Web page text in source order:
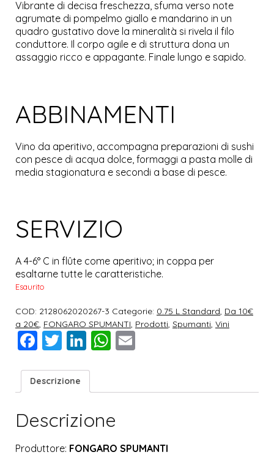
Vibrante di decisa freschezza, sfuma verso note
agrumate di pompelmo giallo e mandarino in un
quadro gustativo dove la mineralità si rivela il filo
conduttore. Il corpo agile e di struttura dona un
assaggio ricco e appagante. Finale lungo e sapido.
ABBINAMENTI
Vino da aperitivo, accompagna preparazioni di sushi
con pesce di acqua dolce, formaggi a pasta molle di
media stagionatura e secondi a base di pesce.
SERVIZIO
A 4-6° C in flûte come aperitivo; in coppa per
esaltarne tutte le caratteristiche.
Esaurito
COD: 2128062020267-3 Categorie: 0.75 L Standard, Da 10€
a 20€, FONGARO SPUMANTI, Prodotti, Spumanti, Vini
Facebook
Twitter
LinkedIn
WhatsApp
Descrizione
Descrizione
Produttore: FONGARO SPUMANTI